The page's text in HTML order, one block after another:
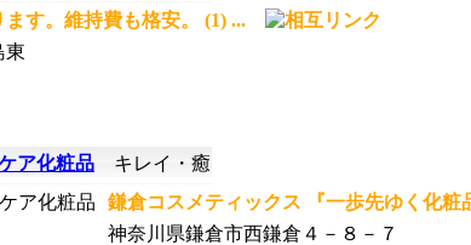
す。維持費も格安。 (1) ...
東
ア化粧品 キレイ・癒
鎌倉コスメティックス 『一歩先ゆく化
神奈川県鎌倉市西鎌倉４－８－７